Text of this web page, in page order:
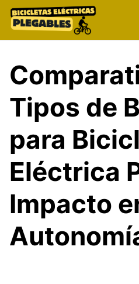
Skip
Tipos de
para
Eléctrica
Impacto